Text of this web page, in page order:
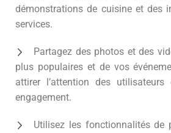
démonstrations de cuisine et des
services.
Partagez des photos et des
plus populaires et de vos
attirer l’attention des
engagement.
Utilisez les fonctionnalités de